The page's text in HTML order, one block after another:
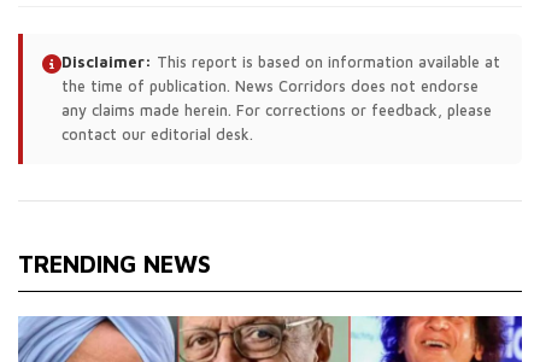
Disclaimer: This report is based on information available at
the time of publication. News Corridors does not endorse
any claims made herein. For corrections or feedback, please
contact our editorial desk.
TRENDING NEWS